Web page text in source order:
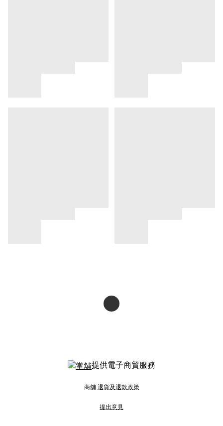
提供電子商貿服務
商舖 退貨及退款政策
提出意見